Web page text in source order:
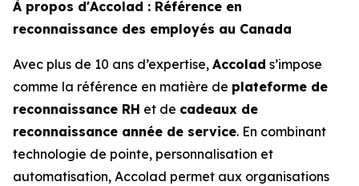
À propos d'Accolad : Référence en
reconnaissance des employés au Canada
Avec plus de 10 ans d’expertise, Accolad s’impose
comme la référence en matière de plateforme de
reconnaissance RH et de cadeaux de
reconnaissance année de service. En combinant
technologie de pointe, personnalisation et
automatisation, Accolad permet aux organisations